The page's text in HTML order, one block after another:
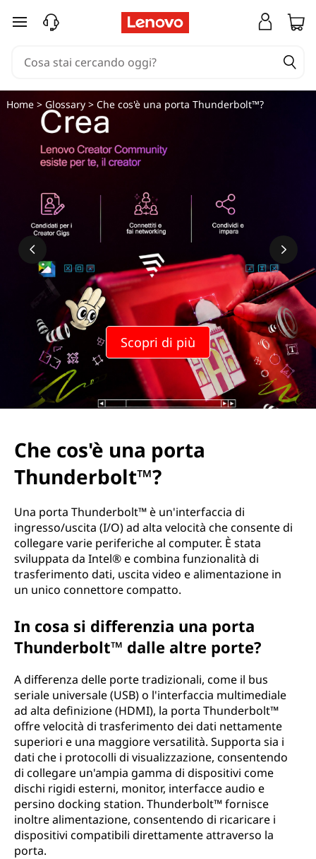
C
c
r
u
™
passa a contenuto principale
Scopri di più
Home> Glossary> Che cos'è una porta Thunderbolt™?
Che cos'è una porta
Thunderbolt™?
Una porta Thunderbolt™ è un'interfaccia di
ingresso/uscita (I/O) ad alta velocità che consente di
collegare varie periferiche al computer. È stata
sviluppata da Intel® e combina funzionalità di
trasferimento dati, uscita video e alimentazione in
un unico connettore compatto.
In cosa si differenzia una porta
Thunderbolt™ dalle altre porte?
A differenza delle porte tradizionali, come il bus
seriale universale (USB) o l'interfaccia multimediale
ad alta definizione (HDMI), la porta Thunderbolt™
offre velocità di trasferimento dei dati nettamente
superiori e una maggiore versatilità. Supporta sia i
dati che i protocolli di visualizzazione, consentendo
di collegare un'ampia gamma di dispositivi come
dischi rigidi esterni, monitor, interfacce audio e
persino docking station. Thunderbolt™ fornisce
inoltre alimentazione, consentendo di ricaricare i
dispositivi compatibili direttamente attraverso la
porta.